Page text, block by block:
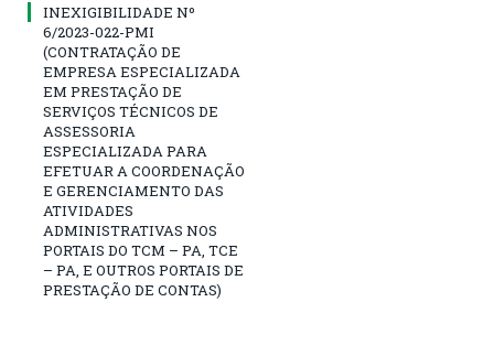
INEXIGIBILIDADE Nº
6/2023-022-PMI
(CONTRATAÇÃO DE
EMPRESA ESPECIALIZADA
EM PRESTAÇÃO DE
SERVIÇOS TÉCNICOS DE
ASSESSORIA
ESPECIALIZADA PARA
EFETUAR A COORDENAÇÃO
E GERENCIAMENTO DAS
ATIVIDADES
ADMINISTRATIVAS NOS
PORTAIS DO TCM – PA, TCE
– PA, E OUTROS PORTAIS DE
PRESTAÇÃO DE CONTAS)